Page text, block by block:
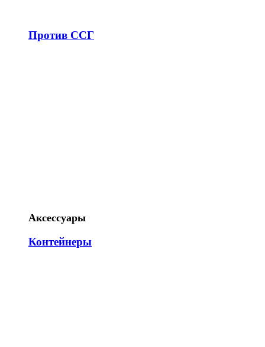
Против ССГ
Аксессуары
Контейнеры